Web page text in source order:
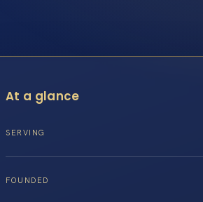
At a glance
SERVING
FOUNDED